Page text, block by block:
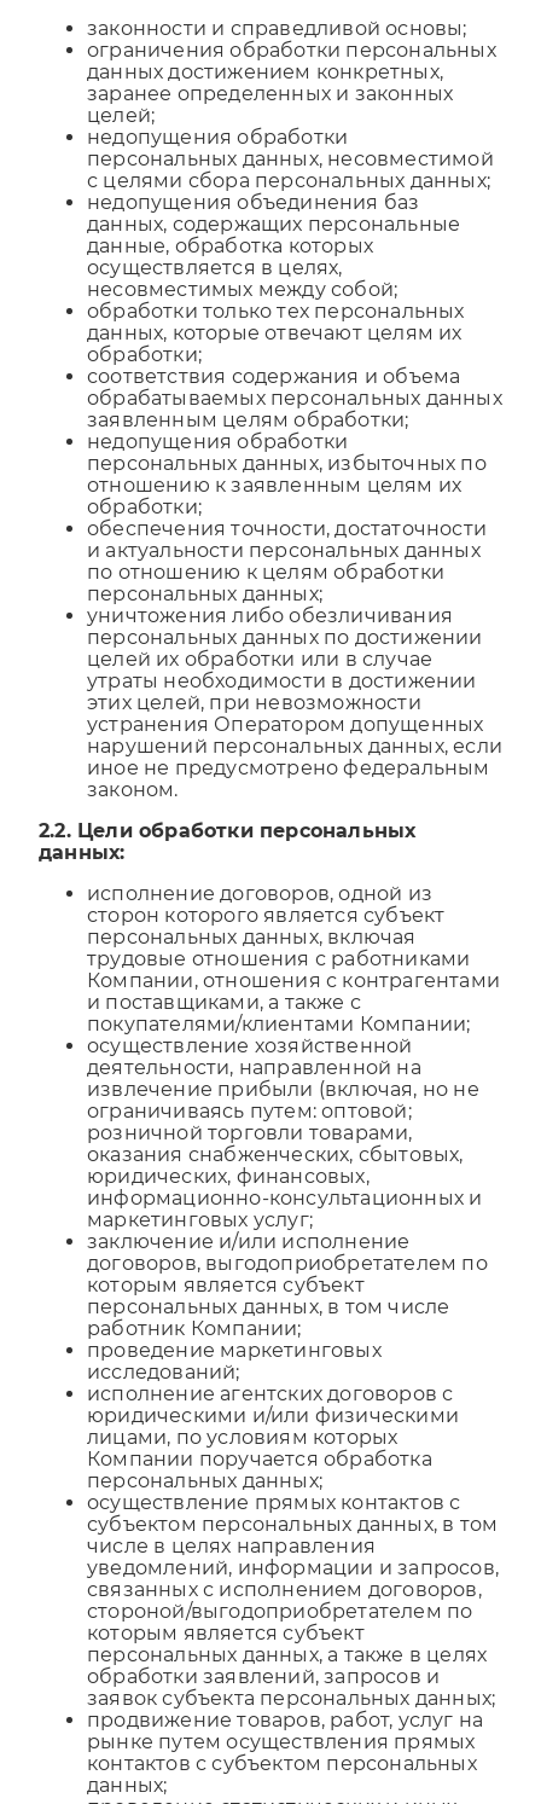
законности и справедливой основы;
ограничения обработки персональных
данных достижением конкретных,
заранее определенных и законных
целей;
недопущения обработки
персональных данных, несовместимой
с целями сбора персональных данных;
недопущения объединения баз
данных, содержащих персональные
данные, обработка которых
осуществляется в целях,
несовместимых между собой;
обработки только тех персональных
данных, которые отвечают целям их
обработки;
соответствия содержания и объема
обрабатываемых персональных данных
заявленным целям обработки;
недопущения обработки
персональных данных, избыточных по
отношению к заявленным целям их
обработки;
обеспечения точности, достаточности
и актуальности персональных данных
по отношению к целям обработки
персональных данных;
уничтожения либо обезличивания
персональных данных по достижении
целей их обработки или в случае
утраты необходимости в достижении
этих целей, при невозможности
устранения Оператором допущенных
нарушений персональных данных, если
иное не предусмотрено федеральным
законом.
2.2. Цели обработки персональных
данных:
исполнение договоров, одной из
сторон которого является субъект
персональных данных, включая
трудовые отношения с работниками
Компании, отношения с контрагентами
и поставщиками, а также с
покупателями/клиентами Компании;
осуществление хозяйственной
деятельности, направленной на
извлечение прибыли (включая, но не
ограничиваясь путем: оптовой;
розничной торговли товарами,
оказания снабженческих, сбытовых,
юридических, финансовых,
информационно-консультационных и
маркетинговых услуг;
заключение и/или исполнение
договоров, выгодоприобретателем по
которым является субъект
персональных данных, в том числе
работник Компании;
проведение маркетинговых
исследований;
исполнение агентских договоров с
юридическими и/или физическими
лицами, по условиям которых
Компании поручается обработка
персональных данных;
осуществление прямых контактов с
субъектом персональных данных, в том
числе в целях направления
уведомлений, информации и запросов,
связанных с исполнением договоров,
стороной/выгодоприобретателем по
которым является субъект
персональных данных, а также в целях
обработки заявлений, запросов и
заявок субъекта персональных данных;
продвижение товаров, работ, услуг на
рынке путем осуществления прямых
контактов с субъектом персональных
данных;
Подключить бесплатно
*E-mail:
*Телефон:
Кабинет пользователя
*E-mail:
*Пароль: